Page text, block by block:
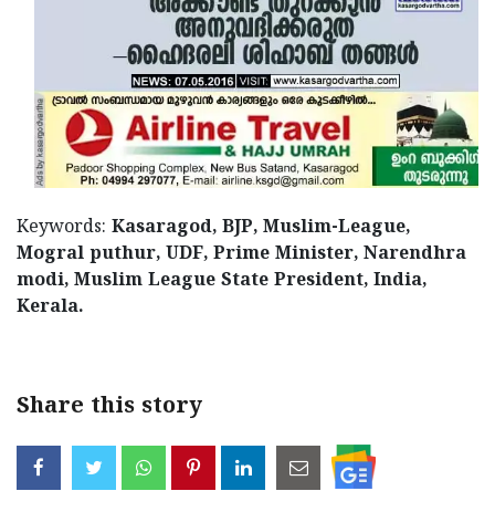
Keywords: Kasaragod, BJP, Muslim-League,
Mogral puthur, UDF, Prime Minister, Narendhra
modi, Muslim League State President, India,
Kerala.
Share this story